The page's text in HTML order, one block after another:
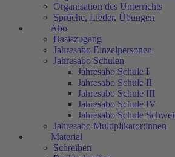
Organisation des Unterrichts
Sprüche, Lieder, Übungen
Abo
Basiszugang
Jahresabo Einzelpersonen
Jahresabo Schulen
Jahresabo Schule I
Jahresabo Schule II
Jahresabo Schule III
Jahresabo Schule IV
Jahresabo Schule
Jahresabo Multiplikator:innen
Material
Schreiben